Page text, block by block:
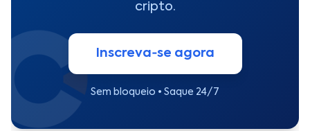
cripto.
Inscreva‑se agora
Sem bloqueio • Saque 24/7